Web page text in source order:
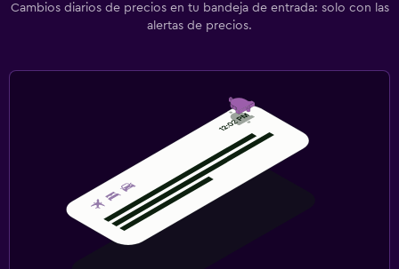
Cambios diarios de precios en tu bandeja de entrada: solo con las
alertas de precios.